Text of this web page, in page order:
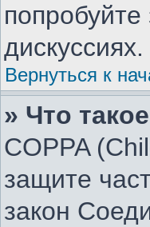
попробуйте
дискуссиях.
Вернуться к
» Что
COPPA
защите
закон